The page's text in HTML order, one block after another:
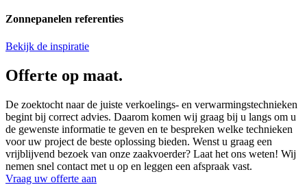
Zonnepanelen referenties
Bekijk de inspiratie
Offerte op maat.
De zoektocht naar de juiste verkoelings- en verwarmingstechnieken
begint bij correct advies. Daarom komen wij graag bij u langs om u
de gewenste informatie te geven en te bespreken welke technieken
voor uw project de beste oplossing bieden. Wenst u graag een
vrijblijvend bezoek van onze zaakvoerder? Laat het ons weten! Wij
nemen snel contact met u op en leggen een afspraak vast.
Vraag uw offerte aan